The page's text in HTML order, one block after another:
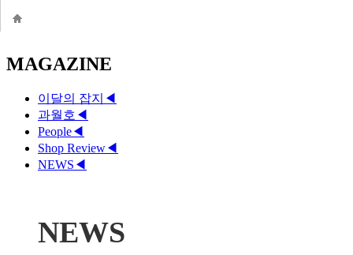
MAGAZINE
이달의 잡지 ◀
과월호 ◀
People◀
Shop Review◀
NEWS ◀
NEWS